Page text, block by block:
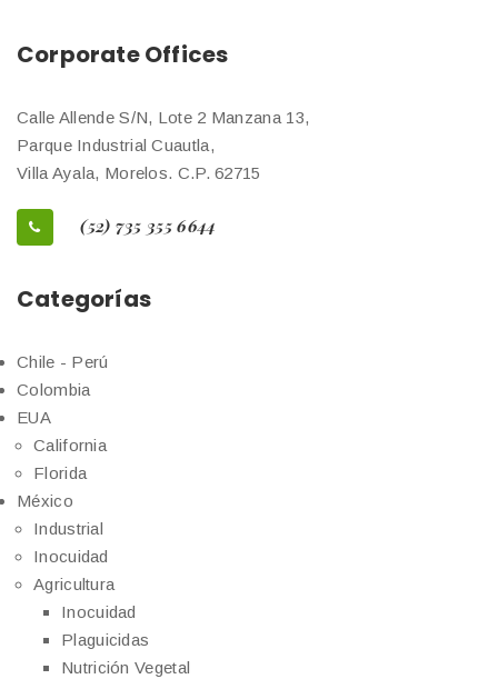
Corporate Offices
Calle Allende S/N, Lote 2 Manzana 13,
Parque Industrial Cuautla,
Villa Ayala, Morelos. C.P. 62715
(52) 735 355 6644
Categorías
Chile - Perú
Colombia
EUA
California
Florida
México
Industrial
Inocuidad
Agricultura
Inocuidad
Plaguicidas
Nutrición Vegetal